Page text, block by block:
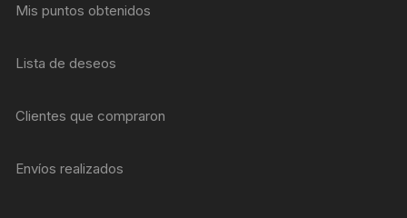
Mis puntos obtenidos
Lista de deseos
Clientes que compraron
Envíos realizados